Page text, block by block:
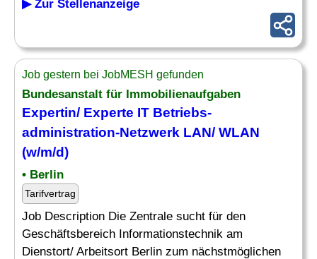
▶ Zur Stellenanzeige
Job gestern bei JobMESH gefunden
Bundesanstalt für Immobilienaufgaben
Expertin/ Experte IT Betriebs-
administration-Netzwerk LAN/ WLAN
(w/m/d)
• Berlin
Tarifvertrag
Job Description Die Zentrale sucht für den
Geschäftsbereich Informationstechnik am
Dienstort/ Arbeitsort Berlin zum nächstmöglichen